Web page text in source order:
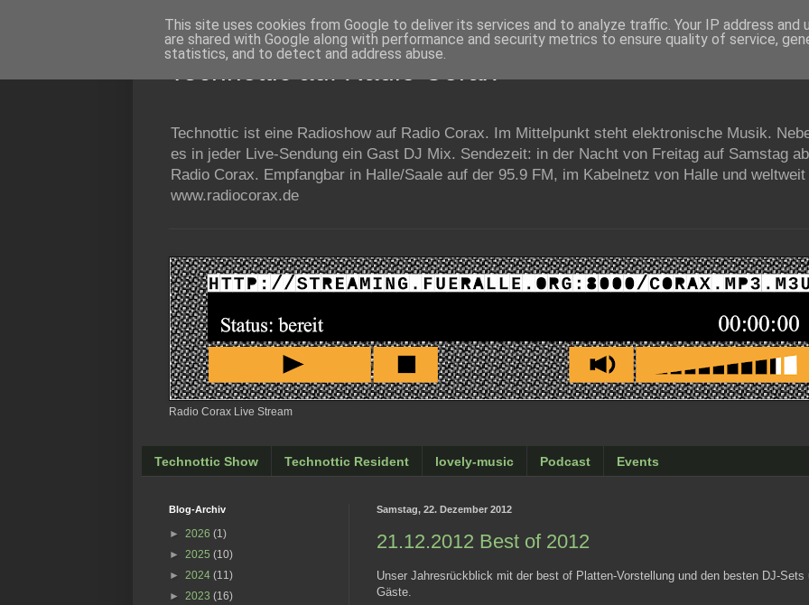
Technottic auf Radio Corax
Technottic ist eine Radioshow auf Radio Corax. Im Mittelpunkt steht elektronische Musik.
es in jeder Live-Sendung ein Gast DJ Mix. Sendezeit: in der Nacht von Freitag auf Samstag
Radio Corax. Empfangbar in Halle/Saale auf der 95.9 FM, im Kabelnetz von Halle und
www.radiocorax.de
Radio Corax Live Stream
Technottic Show Technottic Resident lovely-music Podcast Events
Samstag, 22. Dezember 2012
21.12.2012 Best of 2012
Unser Jahresrückblick mit der best of Platten-Vorstellung und den besten DJ-Sets
Gäste.
Blog-Archiv
► 2026 (1)
► 2025 (10)
► 2024 (11)
► 2023 (16)
This site uses cookies from Google to deliver its services and to analyze traffic. Your IP address and
are shared with Google along with performance and security metrics to ensure quality of service,
statistics, and to detect and address abuse.